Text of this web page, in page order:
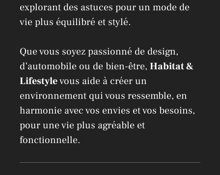
explorant des astuces pour un mode de
vie plus équilibré et stylé.
Que vous soyez passionné de design,
d’automobile ou de bien-être, Habitat &
Lifestylevous aide à créer un
environnement qui vous ressemble, en
harmonie avec vos envies et vos besoins,
pour une vie plus agréable et
fonctionnelle.